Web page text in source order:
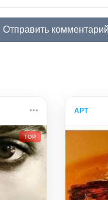
Отправить комментарий
TOP
АРТ